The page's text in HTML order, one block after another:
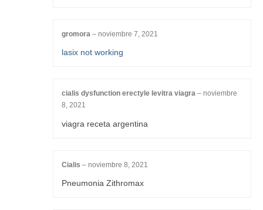
gromora – noviembre 7, 2021
lasix not working
cialis dysfunction erectyle levitra viagra – noviembre
8, 2021
viagra receta argentina
Cialis – noviembre 8, 2021
Pneumonia Zithromax